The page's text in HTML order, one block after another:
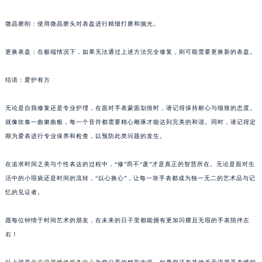
微晶磨削：使用微晶磨头对表盘进行精细打磨和抛光。
更换表盘：在极端情况下，如果无法通过上述方法完全修复，则可能需要更换新的表盘。
结语：爱护有方
无论是自我修复还是专业护理，在面对手表蒙面划痕时，请记得保持耐心与细致的态度。
就像吹奏一曲箫曲般，每一个音符都需要精心雕琢才能达到完美的和谐。同时，请记得定
期为爱表进行专业保养和检查，以预防此类问题的发生。
在追求时间之美与个性表达的过程中，“修”而不“废”才是真正的智慧所在。无论是面对生
活中的小瑕疵还是时间的流转，“以心换心”，让每一块手表都成为独一无二的艺术品与记
忆的见证者。
愿每位钟情于时间艺术的朋友，在未来的日子里都能拥有更加闪耀且无瑕的手表陪伴左
右！